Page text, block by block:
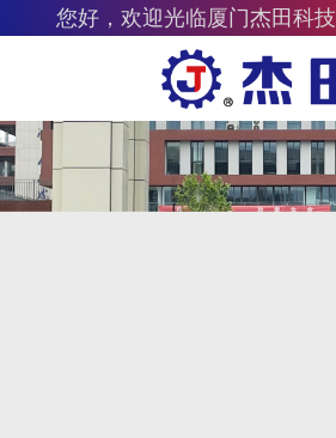
您好，欢迎光临厦门杰田科